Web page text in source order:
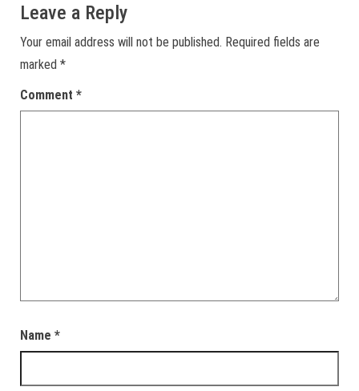
Leave a Reply
Your email address will not be published. Required fields are
marked *
Comment *
Name *